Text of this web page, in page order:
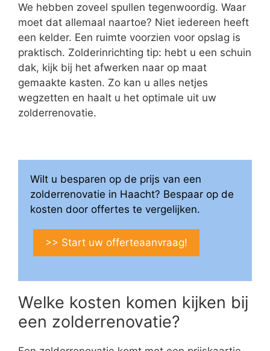
We hebben zoveel spullen tegenwoordig. Waar
moet dat allemaal naartoe? Niet iedereen heeft
een kelder. Een ruimte voorzien voor opslag is
praktisch. Zolderinrichting tip: hebt u een schuin
dak, kijk bij het afwerken naar op maat
gemaakte kasten. Zo kan u alles netjes
wegzetten en haalt u het optimale uit uw
zolderrenovatie.
Wilt u besparen op de prijs van een
zolderrenovatie in Haacht? Bespaar op de
kosten door offertes te vergelijken.
>> Start uw offerteaanvraag!
Welke kosten komen kijken bij
een zolderrenovatie?